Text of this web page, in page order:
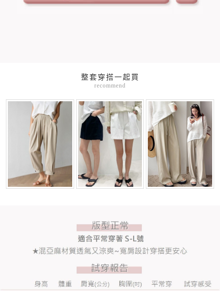
整套穿搭一起買
recommend